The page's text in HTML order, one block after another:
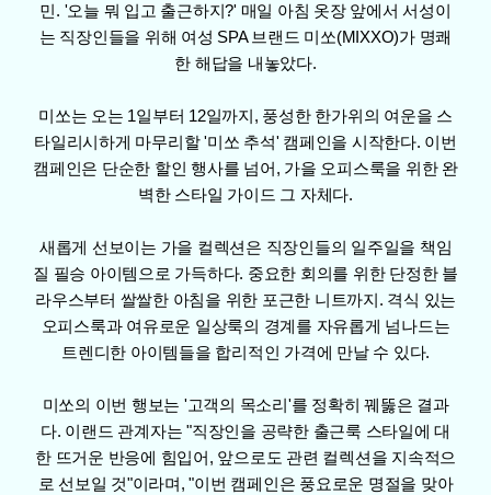
민. '오늘 뭐 입고 출근하지?' 매일 아침 옷장 앞에서 서성이
는 직장인들을 위해 여성 SPA 브랜드 미쏘(MIXXO)가 명쾌
한 해답을 내놓았다.
미쏘는 오는 1일부터 12일까지, 풍성한 한가위의 여운을 스
타일리시하게 마무리할 '미쏘 추석' 캠페인을 시작한다. 이번
캠페인은 단순한 할인 행사를 넘어, 가을 오피스룩을 위한 완
벽한 스타일 가이드 그 자체다.
새롭게 선보이는 가을 컬렉션은 직장인들의 일주일을 책임
질 필승 아이템으로 가득하다. 중요한 회의를 위한 단정한 블
라우스부터 쌀쌀한 아침을 위한 포근한 니트까지. 격식 있는
오피스룩과 여유로운 일상룩의 경계를 자유롭게 넘나드는
트렌디한 아이템들을 합리적인 가격에 만날 수 있다.
미쏘의 이번 행보는 '고객의 목소리'를 정확히 꿰뚫은 결과
다. 이랜드 관계자는 "직장인을 공략한 출근룩 스타일에 대
한 뜨거운 반응에 힘입어, 앞으로도 관련 컬렉션을 지속적으
로 선보일 것"이라며, "이번 캠페인은 풍요로운 명절을 맞아